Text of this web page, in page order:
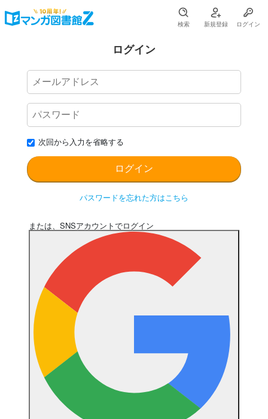
検索 新規登録 ログイン
ログイン
次回から入力を省略する
パスワードを忘れた方はこちら
または、SNSアカウントでログイン